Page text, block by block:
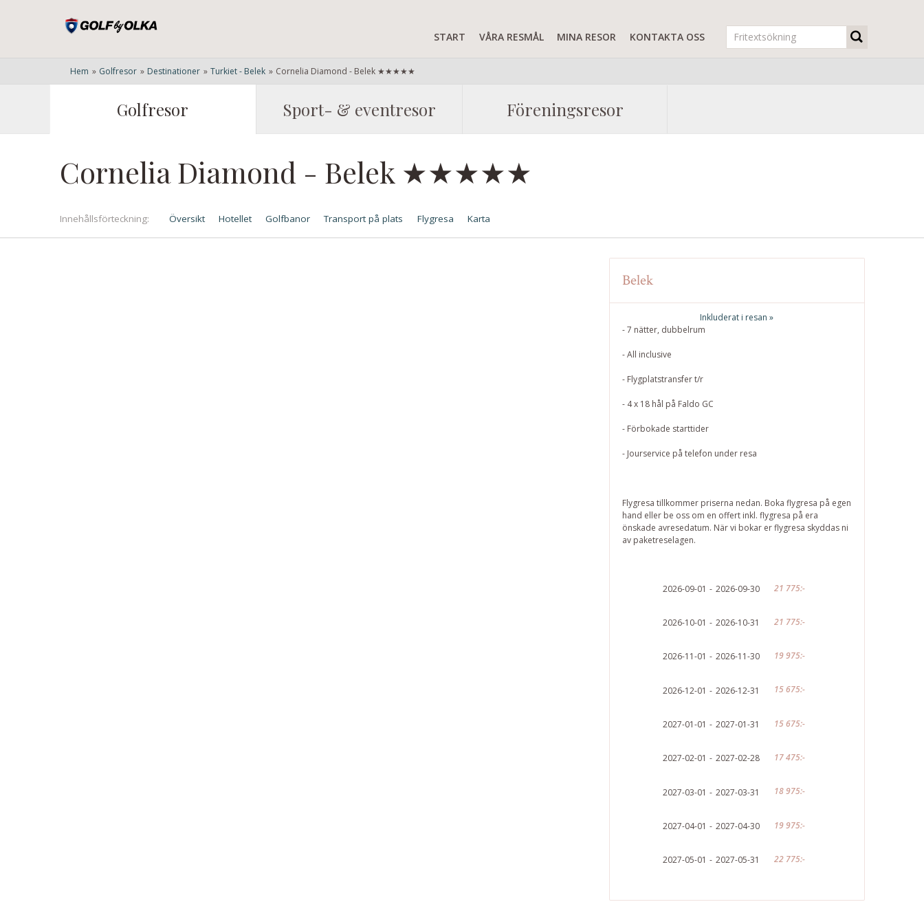
START VÅRA RESMÅL MINA RESOR KONTAKTA OSS
Hem » Golfresor » Destinationer » Turkiet - Belek » Cornelia Diamond - Belek ★★★★★
Golfresor Sport- & eventresor Föreningsresor
Cornelia Diamond - Belek ★★★★★
Innehållsförteckning Översikt Hotellet Golfbanor Transport på plats Flygresa Karta
Belek
Inkluderat i resan »
- 7 nätter, dubbelrum
- All inclusive
- Flygplatstransfer t/r
- 4 x 18 hål på Faldo GC
- Förbokade starttider
- Jourservice på telefon under resa
Flygresa tillkommer priserna nedan. Boka flygresa på egen
hand eller be oss om en offert inkl. flygresa på era
önskade avresedatum. När vi bokar er flygresa skyddas ni
av paketreselagen.
2026-09-01 2026-09-30 21 775:-
2026-10-01 2026-10-31 21 775:-
2026-11-01 2026-11-30 19 975:-
2026-12-01 2026-12-31 15 675:-
2027-01-01 2027-01-31 15 675:-
2027-02-01 2027-02-28 17 475:-
2027-03-01 2027-03-31 18 975:-
2027-04-01 2027-04-30 19 975:-
2027-05-01 2027-05-31 22 775:-